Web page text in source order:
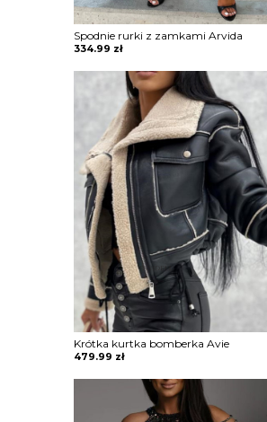
Spodnie rurki z zamkami Arvida
334.99 zł
Krótka kurtka bomberka Avie
479.99 zł